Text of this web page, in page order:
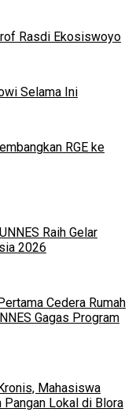
Rasdi Ekosiswoyo
Selama Ini
RGE ke
Raih Gelar
2026
Cedera Rumah
Gagas Program
Mahasiswa
Lokal di Blora